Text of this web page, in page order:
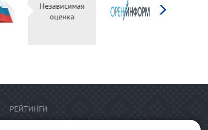
Независимая
оценка
РЕЙТИНГИ